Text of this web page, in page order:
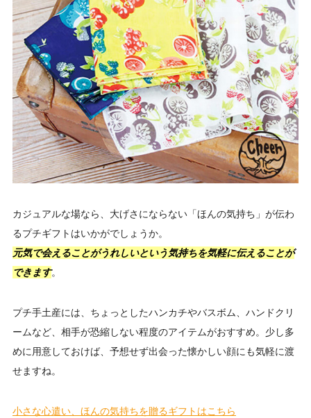
カジュアルな場なら、大げさにならない「ほんの気持ち」が伝わ
るプチギフトはいかがでしょうか。
元気で会えることがうれしいという気持ちを気軽に伝えることが
できます。
プチ手土産には、ちょっとしたハンカチやバスボム、ハンドクリ
ームなど、相手が恐縮しない程度のアイテムがおすすめ。少し多
めに用意しておけば、予想せず出会った懐かしい顔にも気軽に渡
せますね。
小さな心遣い、ほんの気持ちを贈るギフトはこちら